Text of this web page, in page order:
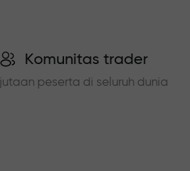
Komunitas trader
jutaan peserta di seluruh dunia